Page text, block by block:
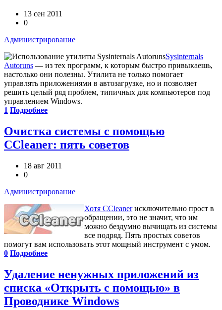
13 сен 2011
0
Администрирование
Sysinternals
Autoruns — из тех программ, к которым быстро привыкаешь,
настолько они полезны. Утилита не только помогает
управлять приложениями в автозагрузке, но и позволяет
решить целый ряд проблем, типичных для компьютеров под
управлением Windows.
1 Подробнее
Очистка системы с помощью
CCleaner: пять советов
18 авг 2011
0
Администрирование
Хотя CCleanerисключительно прост в
обращении, это не значит, что им
можно бездумно вычищать из системы
все подряд. Пять простых советов
помогут вам использовать этот мощный инструмент с умом.
0 Подробнее
Удаление ненужных приложений из
списка «Открыть с помощью» в
Проводнике Windows